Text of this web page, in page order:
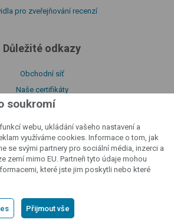
pro zveřejňování recenzí
Důležité odkazy
Obchodní síť
Naše certifikáty
Ke stažení
O naší firmě
Prohlášení o shodě
Katalog produktů
zpracování souborů cookies
zpracování osobních údajů
o souborech cookies
soukromí
webu, ukládání vašeho nastavení a
využíváme cookies. Informace o tom, jak
se svými partnery pro sociální média, inzerci a
zemí mimo EU. Partneři tyto údaje mohou
které jste jim poskytli nebo které
Přijmout vše